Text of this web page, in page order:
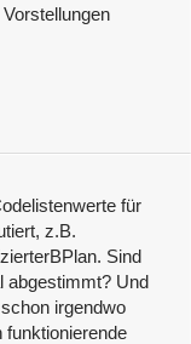
für
z.B.
Sind
abgestimmt? Und
irgendwo
funktionierende